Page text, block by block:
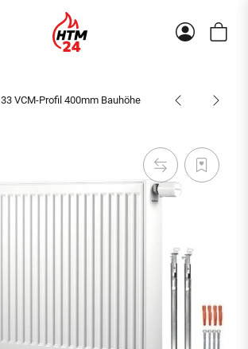
33 VCM-Profil 400mm Bauhöhe